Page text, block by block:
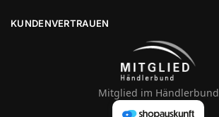
KUNDENVERTRAUEN
Mitglied im Händlerbund